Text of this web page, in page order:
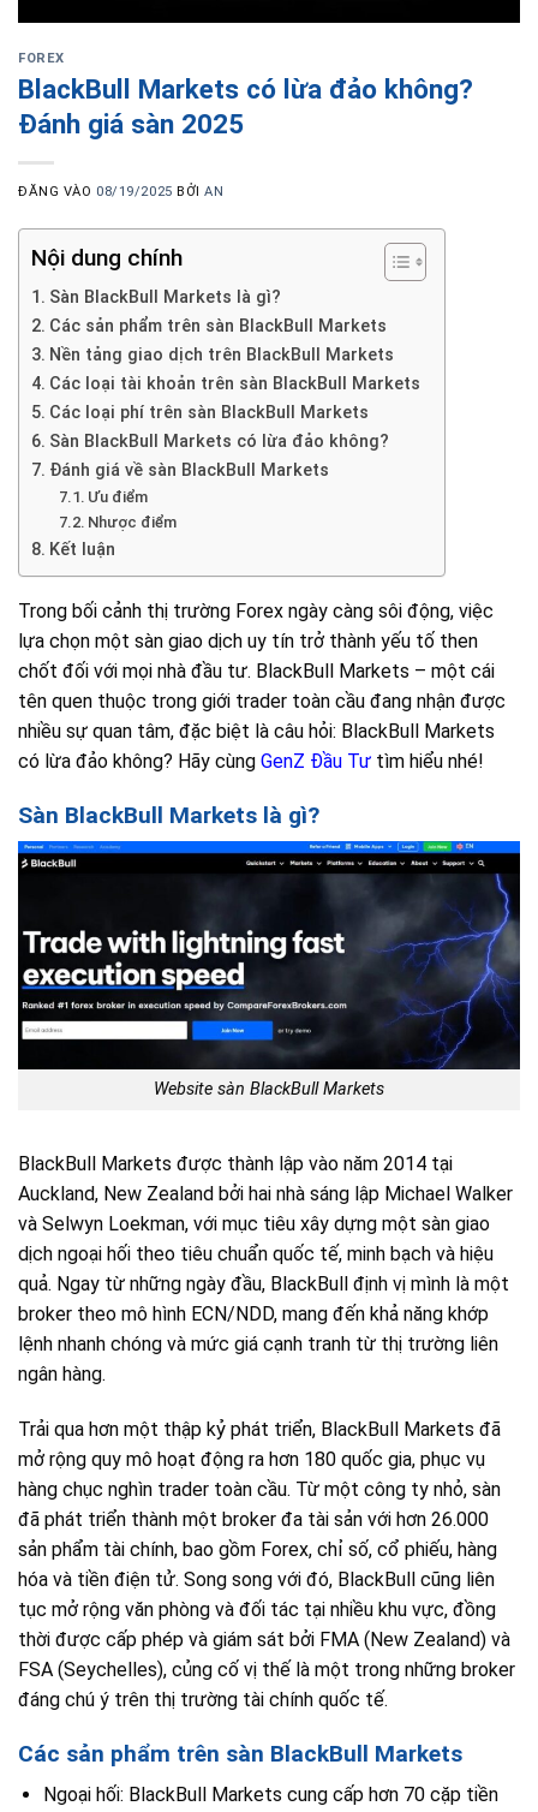
FOREX
BlackBull Markets có lừa đảo không?
Đánh giá sàn 2025
ĐĂNG VÀO 08/19/2025 BỞIAN
Nội dung chính
Sàn BlackBull Markets là gì?
Các sản phẩm trên sàn BlackBull Markets
Nền tảng giao dịch trên BlackBull Markets
Các loại tài khoản trên sàn BlackBull Markets
Các loại phí trên sàn BlackBull Markets
Sàn BlackBull Markets có lừa đảo không?
Đánh giá về sàn BlackBull Markets
Ưu điểm
Nhược điểm
Kết luận
Trong bối cảnh thị trường Forex ngày càng sôi động, việc
lựa chọn một sàn giao dịch uy tín trở thành yếu tố then
chốt đối với mọi nhà đầu tư. BlackBull Markets – một cái
tên quen thuộc trong giới trader toàn cầu đang nhận được
nhiều sự quan tâm, đặc biệt là câu hỏi: BlackBull Markets
có lừa đảo không? Hãy cùng GenZ Đầu Tư tìm hiểu nhé!
Sàn BlackBull Markets là gì?
Website sàn BlackBull Markets
BlackBull Markets được thành lập vào năm 2014 tại
Auckland, New Zealand bởi hai nhà sáng lập Michael Walker
và Selwyn Loekman, với mục tiêu xây dựng một sàn giao
dịch ngoại hối theo tiêu chuẩn quốc tế, minh bạch và hiệu
quả. Ngay từ những ngày đầu, BlackBull định vị mình là một
broker theo mô hình ECN/NDD, mang đến khả năng khớp
lệnh nhanh chóng và mức giá cạnh tranh từ thị trường liên
ngân hàng.
Trải qua hơn một thập kỷ phát triển, BlackBull Markets đã
mở rộng quy mô hoạt động ra hơn 180 quốc gia, phục vụ
hàng chục nghìn trader toàn cầu. Từ một công ty nhỏ, sàn
đã phát triển thành một broker đa tài sản với hơn 26.000
sản phẩm tài chính, bao gồm Forex, chỉ số, cổ phiếu, hàng
hóa và tiền điện tử. Song song với đó, BlackBull cũng liên
tục mở rộng văn phòng và đối tác tại nhiều khu vực, đồng
thời được cấp phép và giám sát bởi FMA (New Zealand) và
FSA (Seychelles), củng cố vị thế là một trong những broker
đáng chú ý trên thị trường tài chính quốc tế.
Các sản phẩm trên sàn BlackBull Markets
Ngoại hối: BlackBull Markets cung cấp hơn 70 cặp tiền